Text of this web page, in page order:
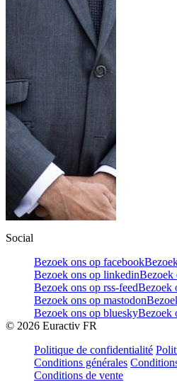
Social
Bezoek ons op facebook
Bezoek ons op linkedinBezoek
Bezoek ons op rss-feedBezoek
Bezoek ons op mastodon
Bezoek ons op blueskyBezoek
© 2026 Euractiv FR
Politique de confidentialité
Conditions générales
Conditions de vente